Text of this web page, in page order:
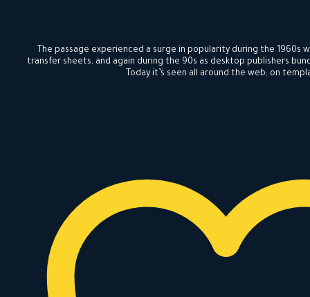
The passage experienced a surge in popularity during the 1960s
transfer sheets, and again during the 90s as desktop publishers
Today it’s seen all around the web; on